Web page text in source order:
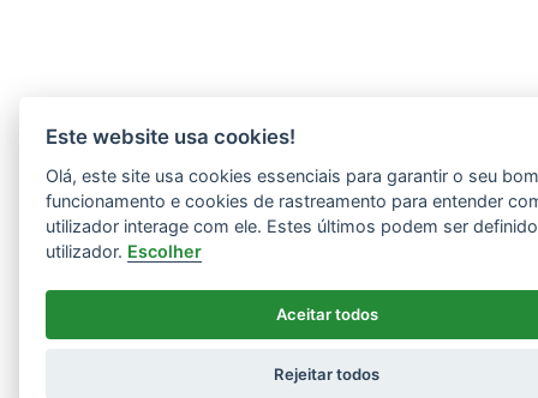
Este website usa cookies!
Olá, este site usa cookies essenciais para garantir o seu
funcionamento e cookies de rastreamento para entender
utilizador interage com ele. Estes últimos podem ser
utilizador. Escolher
Aceitar todos
Rejeitar todos